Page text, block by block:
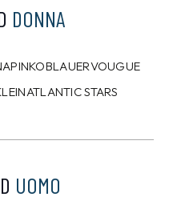
DONNA
PINKOBLAUERVOUGUE
ATLANTIC STARS
UOMO